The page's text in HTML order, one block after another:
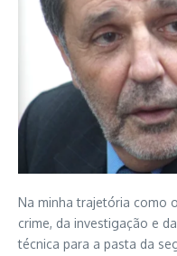
Na minha trajetória como
crime, da investigação e
técnica para a pasta da